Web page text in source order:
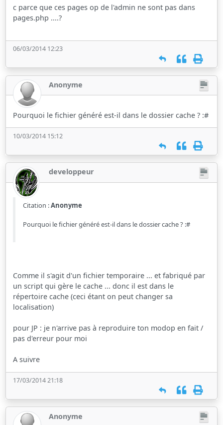
c parce que ces pages op de l'admin ne sont pas dans
pages.php ....?
06/03/2014 12:23
Anonyme
Pourquoi le fichier généré est-il dans le dossier cache ? :#
10/03/2014 15:12
developpeur
Citation :Anonyme
Pourquoi le fichier généré est-il dans le dossier cache ? :#
Comme il s'agit d'un fichier temporaire ... et fabriqué par
un script qui gère le cache ... donc il est dans le
répertoire cache (ceci étant on peut changer sa
localisation)
pour JP : je n'arrive pas à reproduire ton modop en fait /
pas d'erreur pour moi
A suivre
17/03/2014 21:18
Anonyme